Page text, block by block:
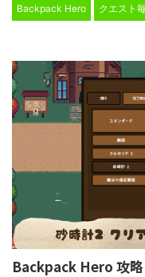
Backpack Hero クエスト
Backpack Hero 攻